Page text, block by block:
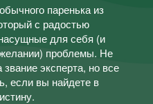
паренька из
с радостью
для себя (и
проблемы. Не
эксперта, но все
если вы найдете в